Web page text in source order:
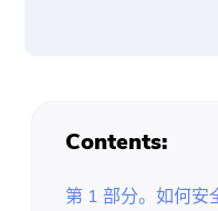
Contents:
第 1 部分。如何安